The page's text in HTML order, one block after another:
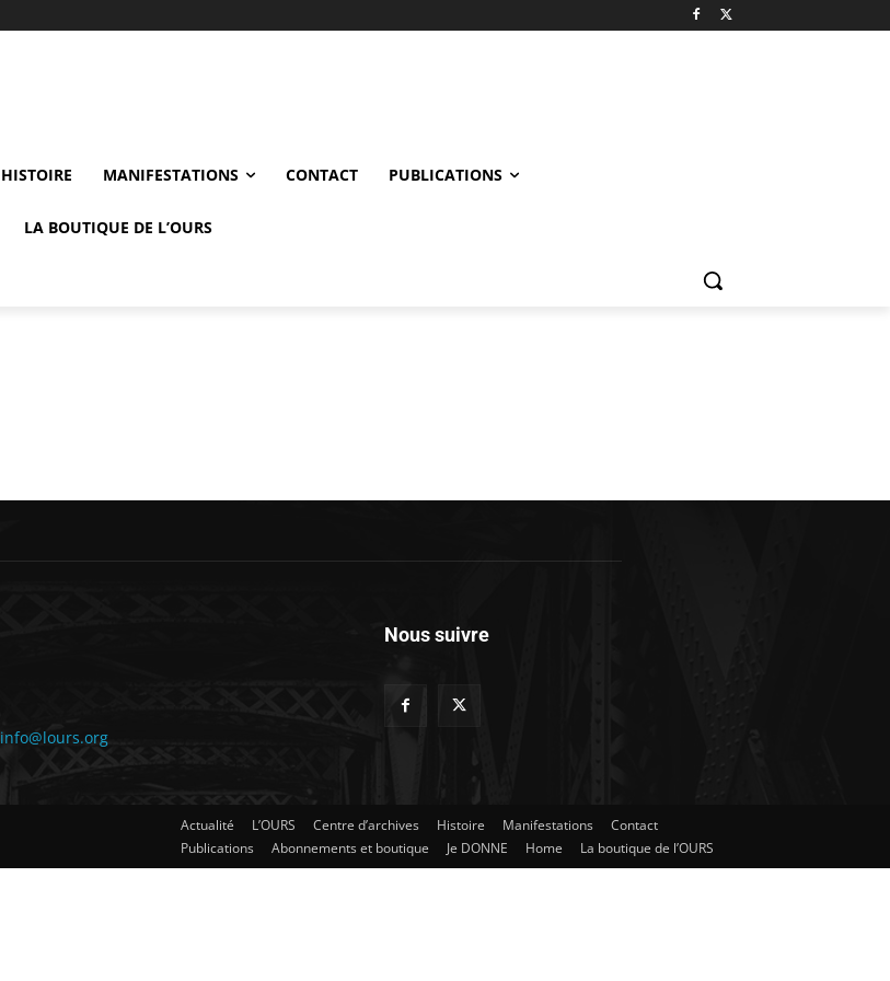
HISTOIRE MANIFESTATIONS CONTACT PUBLICATIONS
LA BOUTIQUE DE L’OURS
info@lours.org
Nous suivre
Actualité L’OURS Centre d’archives Histoire Manifestations
Contact
Publications
Abonnements et boutique Je DONNE Home La boutique de l’OURS